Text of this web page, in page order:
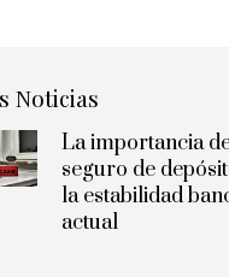
Noticias
La importancia
seguro de
la estabilidad
actual